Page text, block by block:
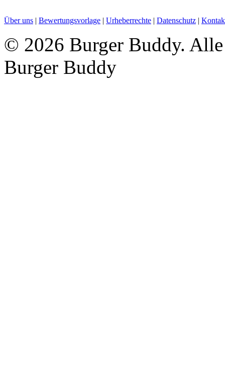
Über uns | Bewertungsvorlage | Urheberrechte | Datenschutz |
© 2026 Burger Buddy.
Burger Buddy